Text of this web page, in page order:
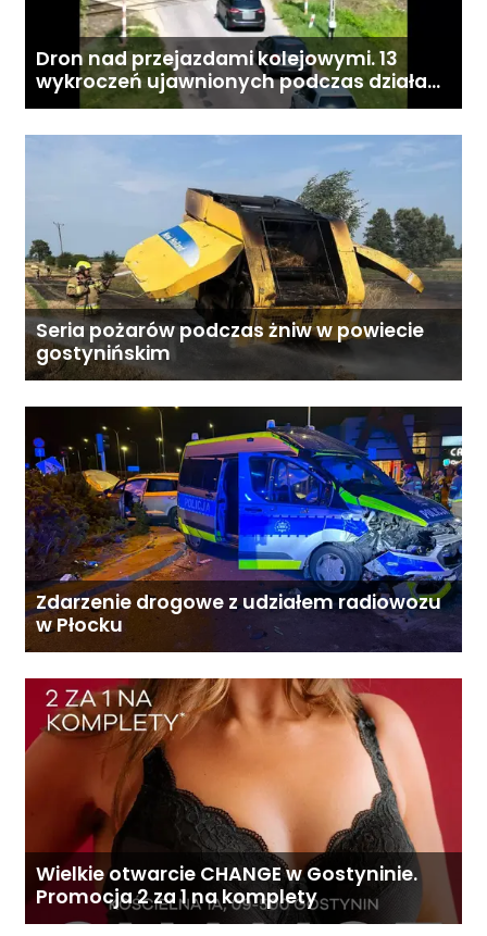
Dron nad przejazdami kolejowymi. 13
wykroczeń ujawnionych podczas działań
„Bezpieczny przejazd kolejowy”
Seria pożarów podczas żniw w powiecie
gostynińskim
Zdarzenie drogowe z udziałem radiowozu
w Płocku
Wielkie otwarcie CHANGE w Gostyninie.
Promocja 2 za 1 na komplety